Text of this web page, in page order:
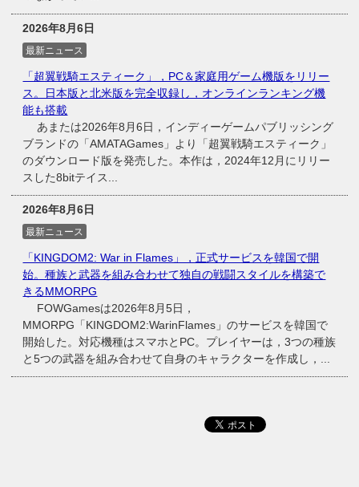
2026年8月6日
最新ニュース
「超翼戦騎エスティーク」，PC＆家庭用ゲーム機版をリリー
ス。日本版と北米版を完全収録し，オンラインランキング機
能も搭載
あまたは2026年8月6日，インディーゲームパブリッシング
ブランドの「AMATAGames」より「超翼戦騎エスティーク」
のダウンロード版を発売した。本作は，2024年12月にリリー
スした8bitテイス...
2026年8月6日
最新ニュース
「KINGDOM2: War in Flames」，正式サービスを韓国で開
始。種族と武器を組み合わせて独自の戦闘スタイルを構築で
きるMMORPG
FOWGamesは2026年8月5日，
MMORPG「KINGDOM2:WarinFlames」のサービスを韓国で
開始した。対応機種はスマホとPC。プレイヤーは，3つの種族
と5つの武器を組み合わせて自身のキャラクターを作成し，...